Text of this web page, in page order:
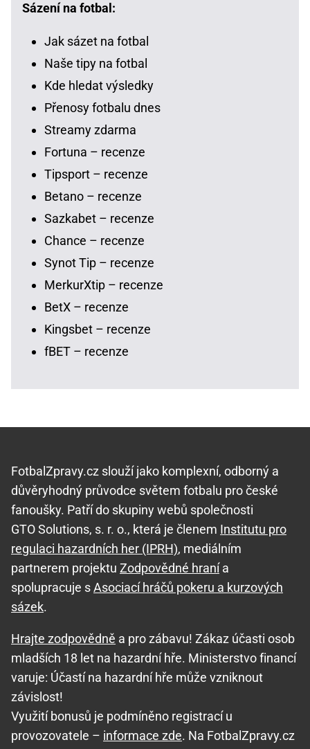
Sázení na fotbal:
Jak sázet na fotbal
Naše tipy na fotbal
Kde hledat výsledky
Přenosy fotbalu dnes
Streamy zdarma
Fortuna – recenze
Tipsport – recenze
Betano – recenze
Sazkabet – recenze
Chance – recenze
Synot Tip – recenze
MerkurXtip – recenze
BetX – recenze
Kingsbet – recenze
fBET – recenze
FotbalZpravy.cz slouží jako komplexní, odborný a
důvěryhodný průvodce světem fotbalu pro české
fanoušky. Patří do skupiny webů společnosti
GTO Solutions, s. r. o., která je členem Institutu pro
regulaci hazardních her (IPRH), mediálním
partnerem projektu Zodpovědné hranía
spolupracuje sAsociací hráčů pokeru a kurzových
sázek.
Hrajte zodpovědně a pro zábavu! Zákaz účasti osob
mladších 18 let na hazardní hře. Ministerstvo financí
varuje: Účastí na hazardní hře může vzniknout
závislost!
Využití bonusů je podmíněno registrací u
provozovatele – informace zde. Na FotbalZpravy.cz